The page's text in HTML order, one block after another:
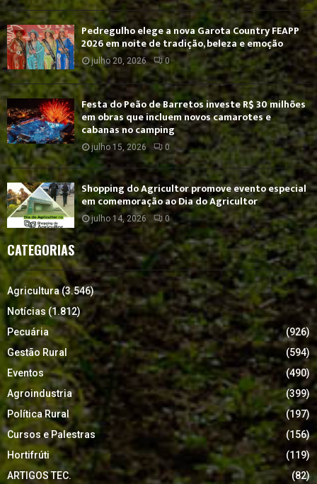
Pedregulho elege a nova Garota Country FEAPP
2026 em noite de tradição, beleza e emoção
julho 20, 2026 0
Festa do Peão de Barretos investe R$ 30 milhões
em obras que incluem novos camarotes e
cabanas no camping
julho 15, 2026 0
Shopping do Agricultor promove evento especial
em comemoração ao Dia do Agricultor
julho 14, 2026 0
CATEGORIAS
Agricultura(3.546)
Notícias (1.812)
Pecuária
(926)
Gestão Rural
(594)
Eventos
(490)
Agroindustria
(399)
Política Rural
(197)
Cursos e Palestras
(156)
Hortifrúti
(119)
ARTIGOS TEC.
(82)